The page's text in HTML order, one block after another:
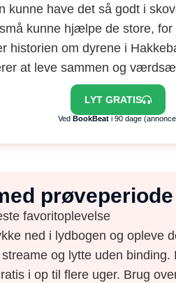
kunne have det så godt i
kunne hjælpe de store,
om dyrene i
at leve sammen og
LYT GRATIS
Ved BookBeati 90 dage
prøveperiode
favoritoplevelse
ned i lydbogen og opleve
og lytte uden
i op til flere uger. Brug